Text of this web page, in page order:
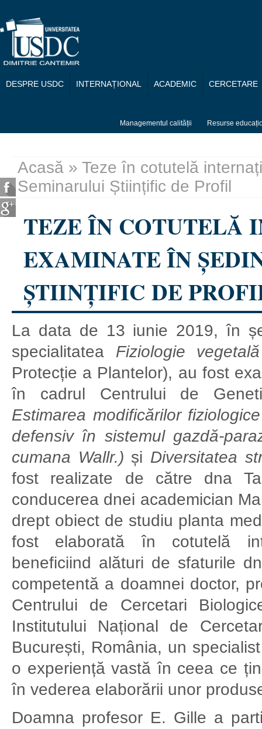
DESPRE USDC INTERNAȚIONAL ACADEMIC CERCETARE
Managementul calității Resurse
Eşti aici
Acasă » Teze în cotutelă
Seminarului Științific de Profil
TEZE ÎN COTUTELĂ
EXAMINATE ÎN
ȘTIINȚIFIC DE
La data de 13 iunie 2019, în
specialitatea Fiziologie vegetală
Protecție a Plantelor), au fost
în cadrul Centrului de
Estimarea modificărilor
defensiv în sistemul gazdă-
cumana Wallr.) și Diversitatea
fost realizate de către dna
conducerea dnei academician
drept obiect de studiu planta
fost elaborată în cotutelă
beneficiind alături de sfaturile
competentă a doamnei doctor,
Centrului de Cercetari
Institutului Național de
București, România, un
o experiență vastă în ceea ce
în vederea elaborării unor
Doamna profesor E. Gille a